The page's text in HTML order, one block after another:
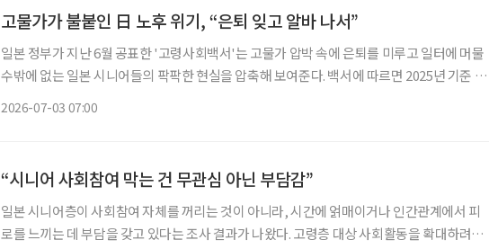
고물가가 불붙인 日 노후 위기, “은퇴 잊고 알바 나서”
일본 정부가 지난 6월 공표한 '고령사회백서'는 고물가 압박 속에 은퇴를 미루고 일터에 머물
수밖에 없는 일본 시니어들의 팍팍한 현실을 압축해 보여준다. 백서에 따르면 2025년 기준 일
2026-07-03 07:00
“시니어 사회참여 막는 건 무관심 아닌 부담감”
일본 시니어층이 사회참여 자체를 꺼리는 것이 아니라, 시간에 얽매이거나 인간관계에서 피
로를 느끼는 데 부담을 갖고 있다는 조사 결과가 나왔다. 고령층 대상 사회활동을 확대하려면